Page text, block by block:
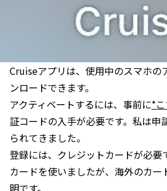
Cruiseアプリは、使用中のスマホの
ンロードできます。
アクティベートするには、事前に*
証コードの入手が必要です。私は申
られてきました。
登録には、クレジットカードが必要
カードを使いましたが、海外のカー
明です。